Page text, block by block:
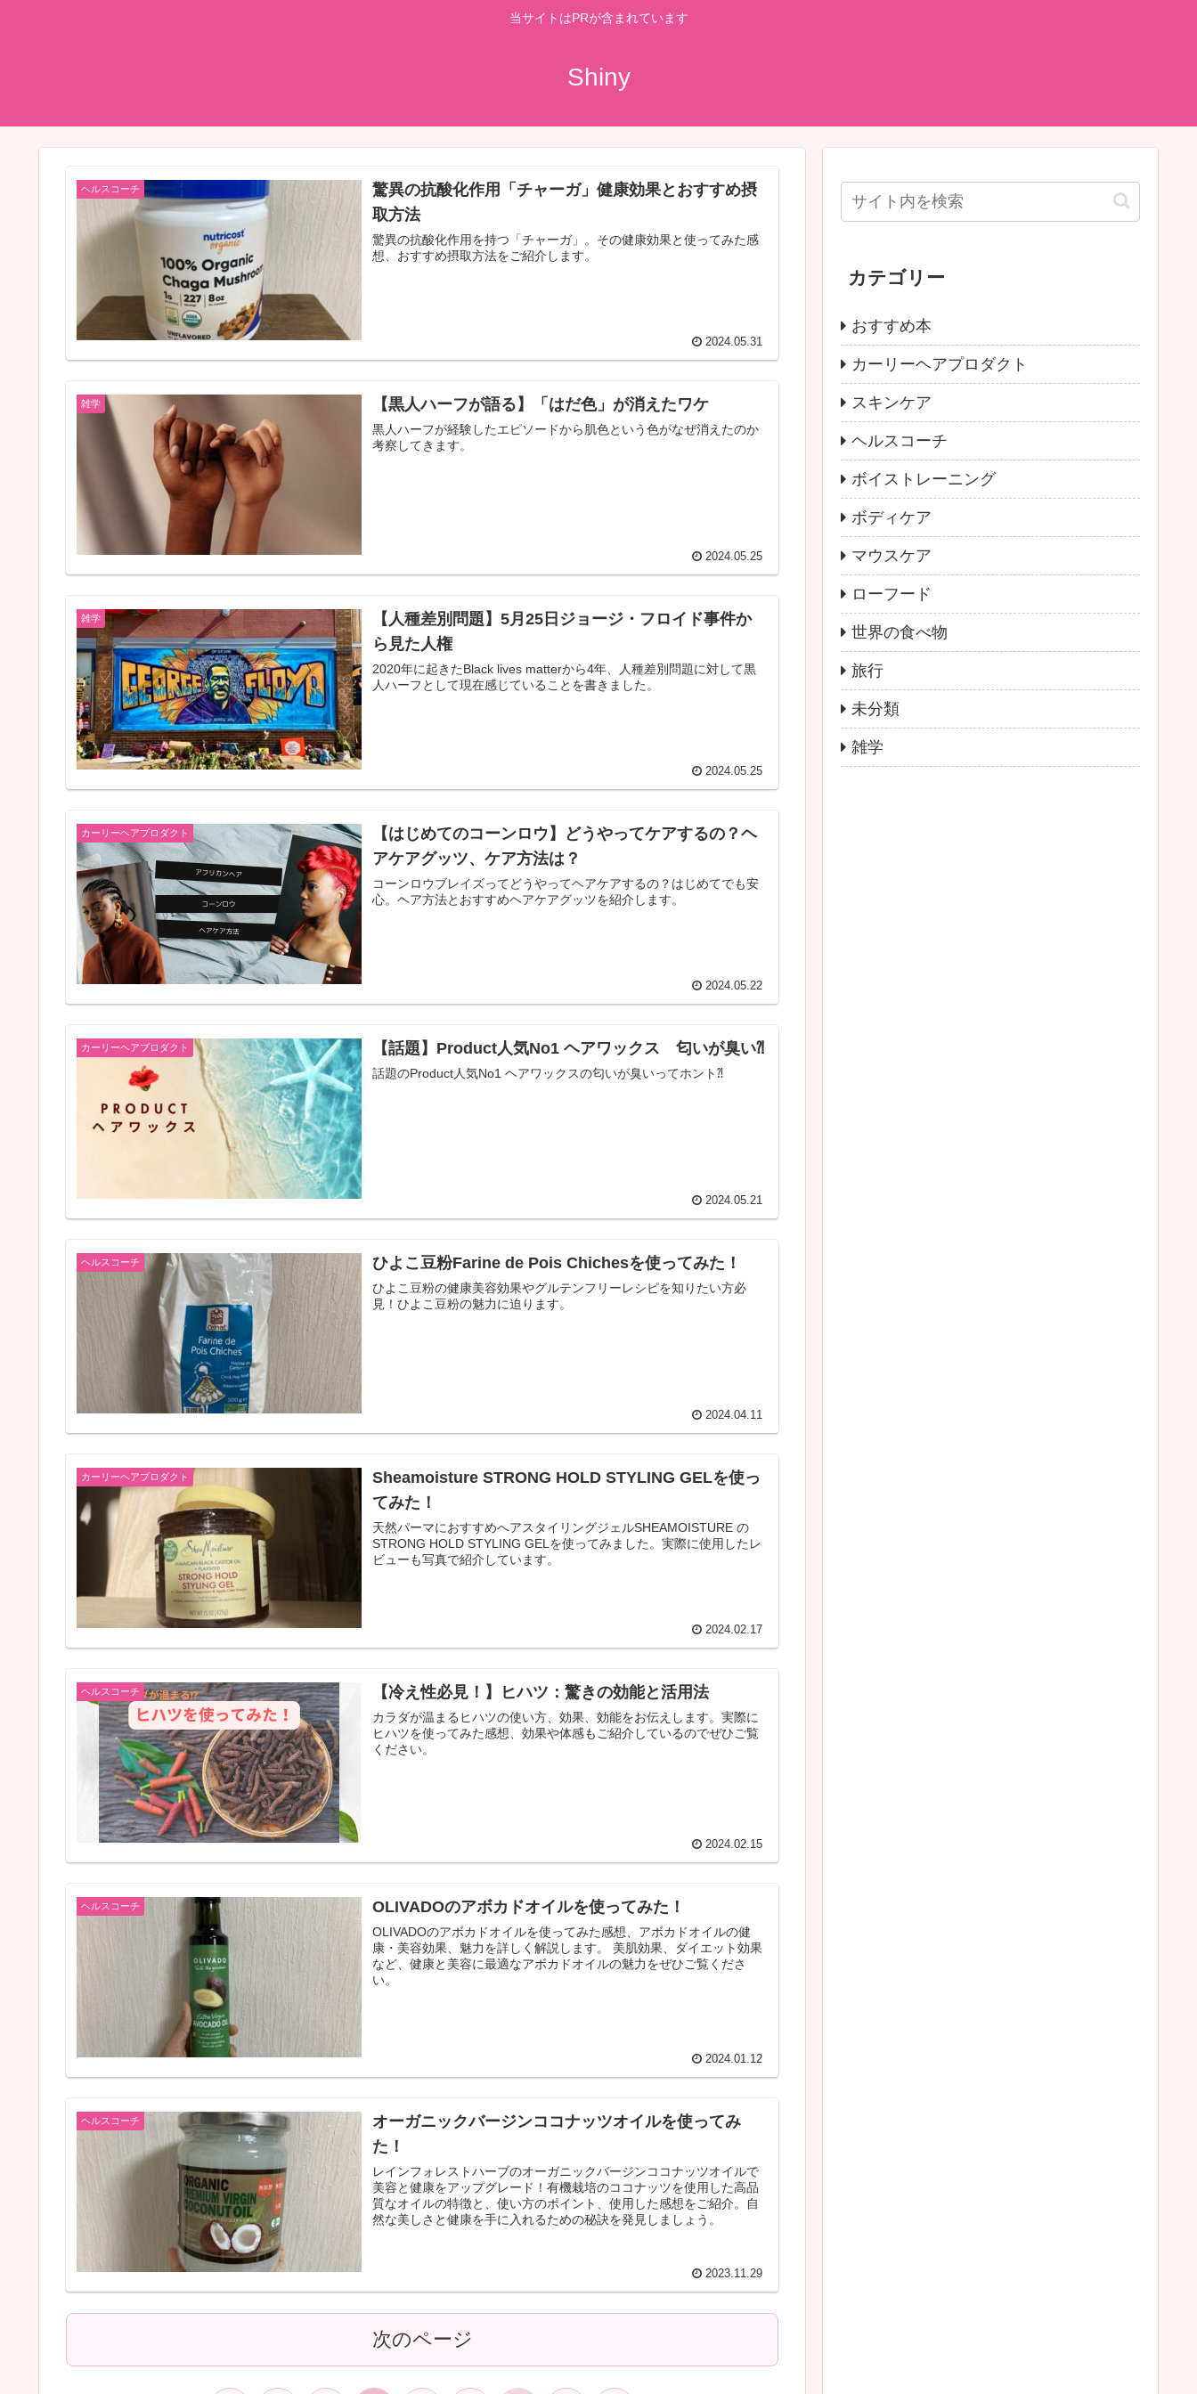
当サイトはPRが含まれています
Shiny
ヘルスコーチ
驚異の抗酸化作用「チャーガ」健康効果とおすすめ摂
取方法
驚異の抗酸化作用を持つ「チャーガ」。その健康効果と使ってみた感
想、おすすめ摂取方法をご紹介します。
2024.05.31
雑学 【黒人ハーフが語る】「はだ色」が消えたワケ
黒人ハーフが経験したエピソードから肌色という色がなぜ消えたのか
考察してきます。
2024.05.25
雑学
【人種差別問題】5月25日ジョージ・フロイド事件か
ら見た人権
2020年に起きたBlack lives matterから4年、人種差別問題に対して黒
人ハーフとして現在感じていることを書きました。
2024.05.25
カーリーヘアプロダクト
【はじめてのコーンロウ】どうやってケアするの？ヘ
アケアグッツ、ケア方法は？
コーンロウブレイズってどうやってヘアケアするの？はじめてでも安
心。ヘア方法とおすすめヘアケアグッツを紹介します。
2024.05.22
カーリーヘアプロダクト 【話題】Product人気No1 ヘアワックス 匂いが臭い⁈
話題のProduct人気No1 ヘアワックスの匂いが臭いってホント⁈
2024.05.21
ヘルスコーチ ひよこ豆粉Farine de Pois Chichesを使ってみた！
ひよこ豆粉の健康美容効果やグルテンフリーレシピを知りたい方必
見！ひよこ豆粉の魅力に迫ります。
2024.04.11
カーリーヘアプロダクト
Sheamoisture STRONG HOLD STYLING GELを使っ
てみた！
天然パーマにおすすめへアスタイリングジェルSHEAMOISTURE の
STRONG HOLD STYLING GELを使ってみました。実際に使用したレ
ビューも写真で紹介しています。
2024.02.17
ヘルスコーチ 【冷え性必見！】ヒハツ：驚きの効能と活用法
カラダが温まるヒハツの使い方、効果、効能をお伝えします。実際に
ヒハツを使ってみた感想、効果や体感もご紹介しているのでぜひご覧
ください。
2024.02.15
ヘルスコーチ OLIVADOのアボカドオイルを使ってみた！
OLIVADOのアボカドオイルを使ってみた感想、アボカドオイルの健
康・美容効果、魅力を詳しく解説します。 美肌効果、ダイエット効果
など、健康と美容に最適なアボカドオイルの魅力をぜひご覧くださ
い。
2024.01.12
ヘルスコーチ
オーガニックバージンココナッツオイルを使ってみ
た！
レインフォレストハーブのオーガニックバージンココナッツオイルで
美容と健康をアップグレード！有機栽培のココナッツを使用した高品
質なオイルの特徴と、使い方のポイント、使用した感想をご紹介。自
然な美しさと健康を手に入れるための秘訣を発見しましょう。
2023.11.29
次のページ
カテゴリー
おすすめ本
カーリーヘアプロダクト
スキンケア
ヘルスコーチ
ボイストレーニング
ボディケア
マウスケア
ローフード
世界の食べ物
旅行
未分類
雑学